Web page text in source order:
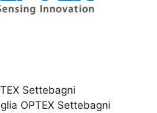
Settebagni
OPTEX Settebagni